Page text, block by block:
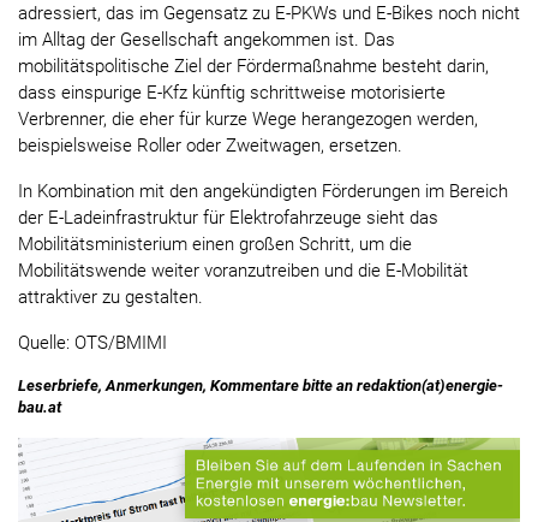
adressiert, das im Gegensatz zu E-PKWs und E-Bikes noch nicht
im Alltag der Gesellschaft angekommen ist. Das
mobilitätspolitische Ziel der Fördermaßnahme besteht darin,
dass einspurige E-Kfz künftig schrittweise motorisierte
Verbrenner, die eher für kurze Wege herangezogen werden,
beispielsweise Roller oder Zweitwagen, ersetzen.
In Kombination mit den angekündigten Förderungen im Bereich
der E-Ladeinfrastruktur für Elektrofahrzeuge sieht das
Mobilitätsministerium einen großen Schritt, um die
Mobilitätswende weiter voranzutreiben und die E-Mobilität
attraktiver zu gestalten.
Quelle: OTS/BMIMI
Leserbriefe, Anmerkungen, Kommentare bitte an redaktion(at)energie-
bau.at